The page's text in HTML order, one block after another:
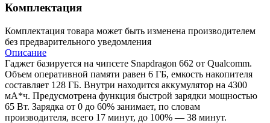
Комплектация
Комплектация товара может быть изменена производителем
без предварительного уведомления
Описание
Гаджет базируется на чипсете Snapdragon 662 от Qualcomm.
Объем оперативной памяти равен 6 ГБ, емкость накопителя
составляет 128 ГБ. Внутри находится аккумулятор на 4300
мА*ч. Предусмотрена функция быстрой зарядки мощностью
65 Вт. Зарядка от 0 до 60% занимает, по словам
производителя, всего 17 минут, до 100% — 38 минут.